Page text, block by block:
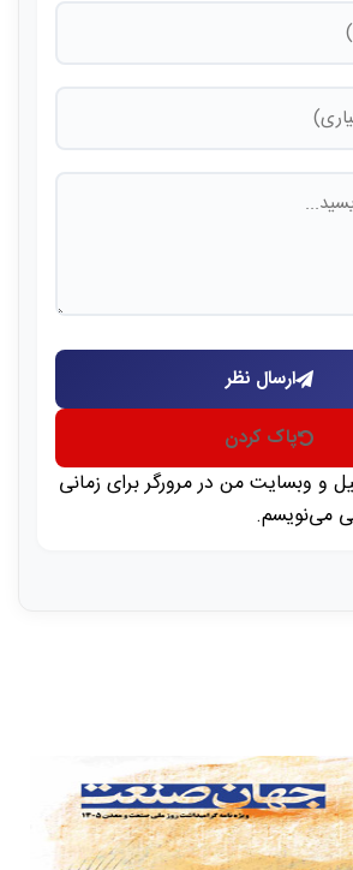
ارسال نظر
پاک کردن
و وبسایت من در مرورگر برای زمانی
می‌نویسم.